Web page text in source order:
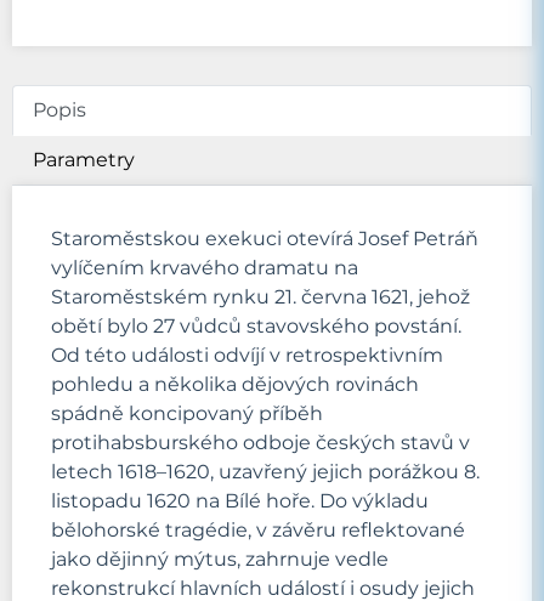
Popis
Parametry
Staroměstskou exekuci otevírá Josef Petráň
vylíčením krvavého dramatu na
Staroměstském rynku 21. června 1621, jehož
obětí bylo 27 vůdců stavovského povstání.
Od této události odvíjí v retrospektivním
pohledu a několika dějových rovinách
spádně koncipovaný příběh
protihabsburského odboje českých stavů v
letech 1618–1620, uzavřený jejich porážkou 8.
listopadu 1620 na Bílé hoře. Do výkladu
bělohorské tragédie, v závěru reflektované
jako dějinný mýtus, zahrnuje vedle
rekonstrukcí hlavních událostí i osudy jejich